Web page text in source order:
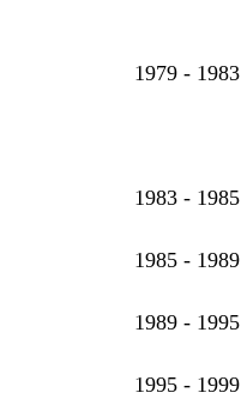
1979 - 1983
1983 - 1985
1985 - 1989
1989 - 1995
1995 - 1999